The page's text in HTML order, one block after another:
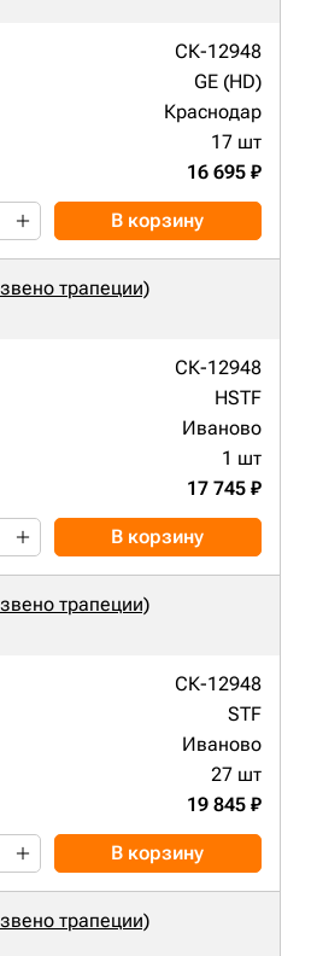
СК-12948
GE (HD)
Краснодар
17 шт
16 695 ₽
В корзину
трапеции)
СК-12948
HSTF
Иваново
1 шт
17 745 ₽
В корзину
трапеции)
СК-12948
STF
Иваново
27 шт
19 845 ₽
В корзину
трапеции)